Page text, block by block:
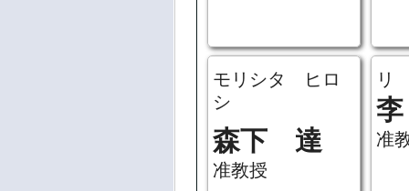
モリシタ ヒロ
シ
森下 達
准教授
リ
准